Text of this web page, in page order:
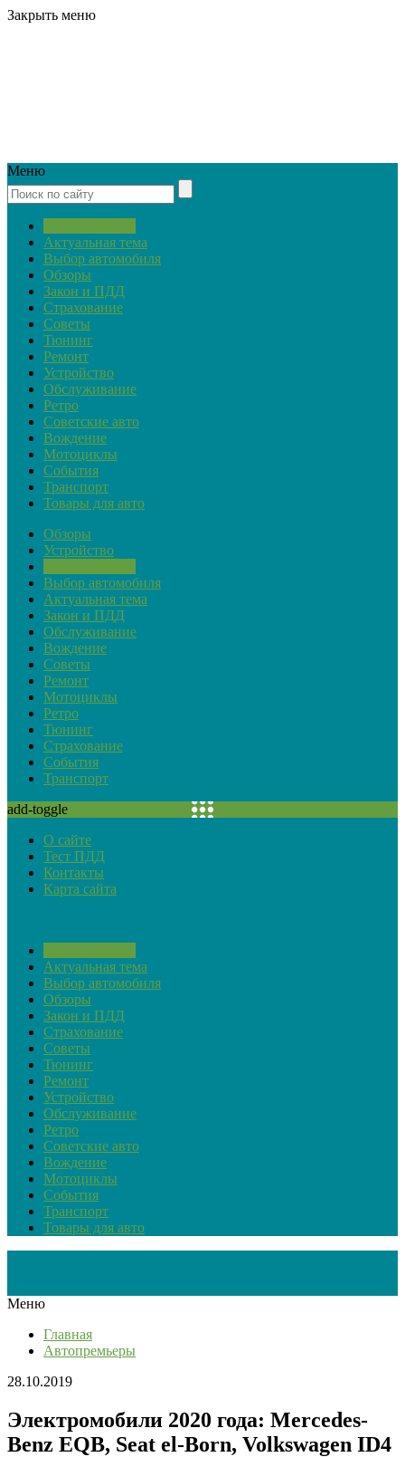
Закрыть меню
Меню
Актуальная тема
Выбор автомобиля
Обзоры
Закон и ПДД
Страхование
Советы
Тюнинг
Ремонт
Устройство
Обслуживание
Ретро
Советские авто
Вождение
Мотоциклы
События
Транспорт
Товары для авто
Обзоры
Устройство
Выбор автомобиля
Актуальная тема
Закон и ПДД
Обслуживание
Вождение
Советы
Ремонт
Мотоциклы
Ретро
Тюнинг
Страхование
События
Транспорт
add-toggle
О сайте
Тест ПДД
Контакты
Карта сайта
Актуальная тема
Выбор автомобиля
Обзоры
Закон и ПДД
Страхование
Советы
Тюнинг
Ремонт
Устройство
Обслуживание
Ретро
Советские авто
Вождение
Мотоциклы
События
Транспорт
Товары для авто
Меню
Главная
Автопремьеры
28.10.2019
Электромобили 2020 года: Mercedes-
Benz EQB, Seat el-Born, Volkswagen ID4